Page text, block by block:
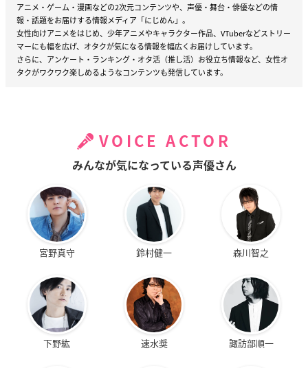
アニメ・ゲーム・漫画などの2次元コンテンツや、声優・舞台・俳優などの情
報・話題をお届けする情報メディア「にじめん」。
女性向けアニメをはじめ、少年アニメやキャラクター作品、VTuberなどストリー
マーにも幅を広げ、オタクが気になる情報を幅広くお届けしています。
さらに、アンケート・ランキング・オタ活（推し活）お役立ち情報など、女性オ
タクがワクワク楽しめるようなコンテンツも発信しています。
VOICE ACTOR
みんなが気になっている声優さん
宮野真守 鈴村健一 森川智之
下野紘 速水奨 諏訪部順一